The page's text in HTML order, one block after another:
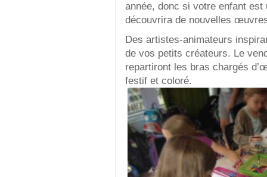
année, donc si votre enfant
découvrira de nouvelles
Des artistes-animateurs
de vos petits créateurs. Le
repartiront les bras chargés
festif et coloré.